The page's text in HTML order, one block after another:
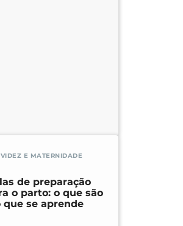
E MATERNIDADE
de preparação
o parto: o que são
que se aprende